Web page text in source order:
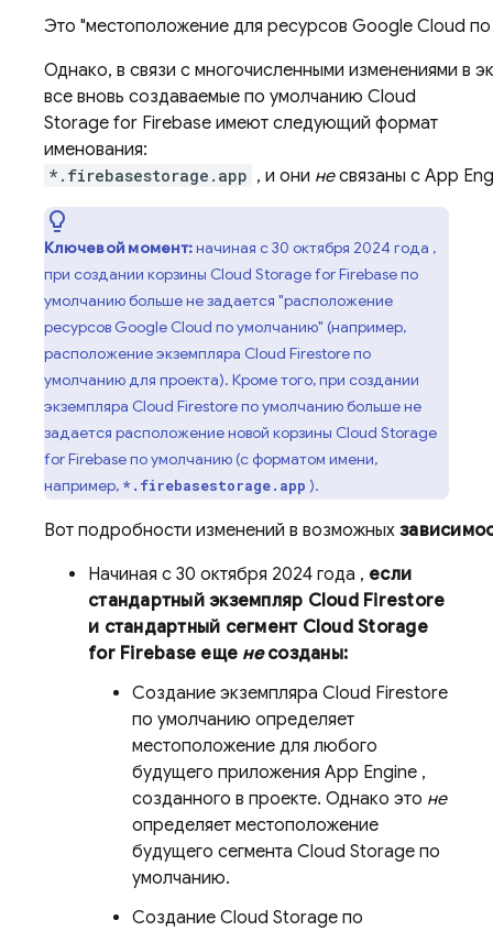
Это "местоположение для ресурсов Google Cloud
Однако, в связи с многочисленными изменениями в
все вновь создаваемые по умолчанию Cloud
Storage for Firebase имеют следующий формат
именования:
*.firebasestorage.app , и они несвязаны с App
Ключевой момент:начиная с30 октября 2024 года ,
при создании корзины Cloud Storagefor Firebase по
умолчанию больше не задается "расположение
ресурсов Google Cloud по умолчанию" (например,
расположение экземпляра Cloud Firestoreпо
умолчанию для проекта). Кроме того, при создании
экземпляра Cloud Firestoreпо умолчанию больше не
задается расположение новой корзины Cloud Storage
for Firebase по умолчанию (с форматом имени,
например, *.firebasestorage.app ).
Вот подробности изменений в возможных
Начиная с 30 октября 2024 года , если
стандартный экземпляр Cloud Firestore
и стандартный сегмент Cloud Storage
for Firebase еще несозданы:
Создание экземпляра Cloud Firestore
по умолчанию определяет
местоположение для любого
будущего приложения App Engine ,
созданного в проекте. Однако это не
определяет местоположение
будущего сегмента Cloud Storage по
умолчанию.
Создание Cloud Storage по